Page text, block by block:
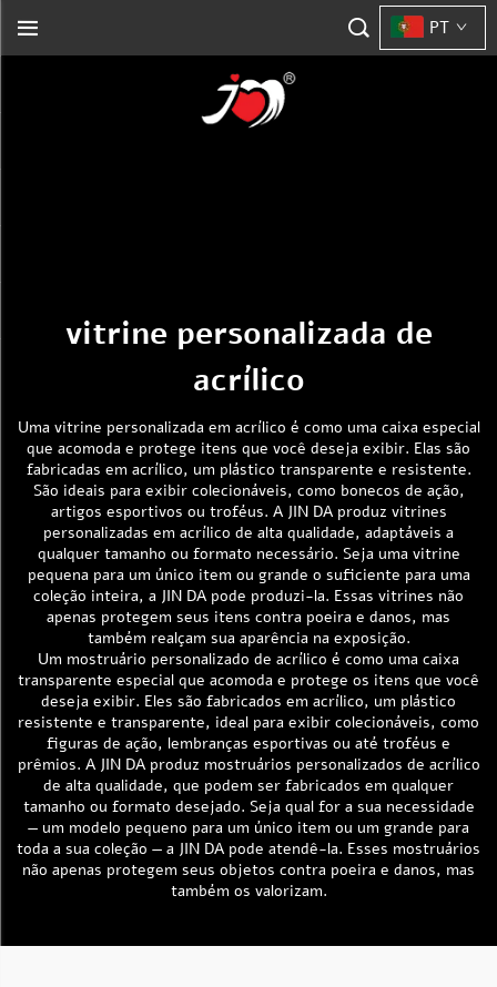
PT
vitrine personalizada de
acrílico
Uma vitrine personalizada em acrílico é como uma caixa especial
que acomoda e protege itens que você deseja exibir. Elas são
fabricadas em acrílico, um plástico transparente e resistente.
São ideais para exibir colecionáveis, como bonecos de ação,
artigos esportivos ou troféus. A JIN DA produz vitrines
personalizadas em acrílico de alta qualidade, adaptáveis a
qualquer tamanho ou formato necessário. Seja uma vitrine
pequena para um único item ou grande o suficiente para uma
coleção inteira, a JIN DA pode produzi-la. Essas vitrines não
apenas protegem seus itens contra poeira e danos, mas
também realçam sua aparência na exposição.
Um mostruário personalizado de acrílico é como uma caixa
transparente especial que acomoda e protege os itens que você
deseja exibir. Eles são fabricados em acrílico, um plástico
resistente e transparente, ideal para exibir colecionáveis, como
figuras de ação, lembranças esportivas ou até troféus e
prêmios. A JIN DA produz mostruários personalizados de acrílico
de alta qualidade, que podem ser fabricados em qualquer
tamanho ou formato desejado. Seja qual for a sua necessidade
— um modelo pequeno para um único item ou um grande para
toda a sua coleção — a JIN DA pode atendê-la. Esses mostruários
não apenas protegem seus objetos contra poeira e danos, mas
também os valorizam.